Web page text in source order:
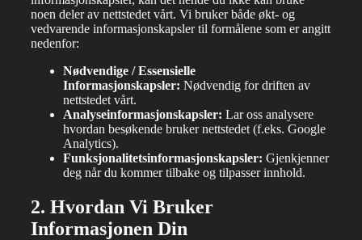
noen deler av nettstedet vårt. Vi bruker både økt- og
vedvarende informasjonskapsler til formålene som er angitt
nedenfor:
Nødvendige / Essensielle
Informasjonskapsler: Nødvendig for driften av
nettstedet vårt.
Analyseinformasjonskapsler: Lar oss analysere
hvordan besøkende bruker nettstedet (f.eks. Google
Analytics).
Funksjonalitetsinformasjonskapsler: Gjenkjenner
deg når du kommer tilbake og tilpasser innhold.
2. Hvordan Vi Bruker
Informasjonen Din